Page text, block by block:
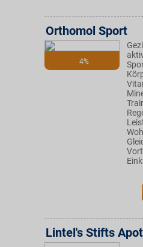
4%
Orthomol Sport
Lintel's Stifts